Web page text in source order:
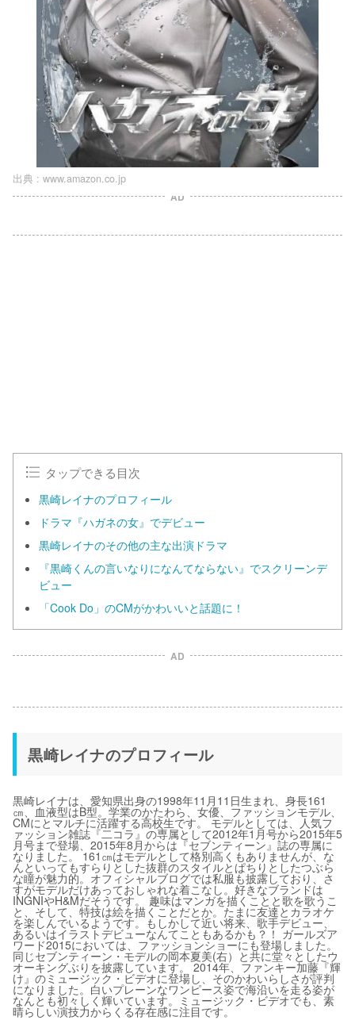
出典 : www.amazon.co.jp
AD
タップできる目次
黒崎レイナのプロフィール
ドラマ『ハガネの女』でデビュー
黒崎レイナのその他の主な出演ドラマ
『黒崎くんの言いなりになんてならない』でスクリーンデ
ビュー
「Cook Do」のCMがかわいいと話題に！
AD
黒崎レイナのプロフィール
黒崎レイナは、愛知県出身の1998年11月11日生まれ、身長161
㎝、血液型はB型。学業のかたわら、女優、ファッションモデル、
CMにとマルチに活躍する高校生です。 モデルとしては、人気フ
ァッション雑誌『二コラ』の専属として2012年1月号から2015年5
月号まで登場、2015年8月からは『セブンティーン』誌の専属に
なりました。 161㎝はモデルとして格別高くもありませんが、な
んといってもすらりとした抜群のスタイルとぱちりとしたつぶら
な瞳が魅力的。オフィシャルブログでは私服も披露しており、さ
すがモデルだけあっておしゃれな着こなし。好きなブランドは
INGNIやH&Mだそうです。 趣味はマンガを描くことと歌を歌うこ
と、そして、特技は絵を描くことだとか。たまに友達とカラオケ
を楽しんでいるようです。もしかして近い将来、歌手デビュー、
あるいはイラストデビューなんてこともあるかも？！ ガールズア
ワード2015においては、ファッションショーにも登場しました。
同じセブンティーン・モデルの岡本夏美(右）と共に堂々としたウ
オーキングぶりを披露しています。 2014年、ファンキー加藤『輝
け』のミュージック・ビデオに登場し、そのかわいらしさが評判
になりました。白いプレーンなワンピース姿で海沿いを走る姿が
なんとも初々しく輝いています。ミュージック・ビデオでも、素
晴らしい演技力からくる存在感に注目です。